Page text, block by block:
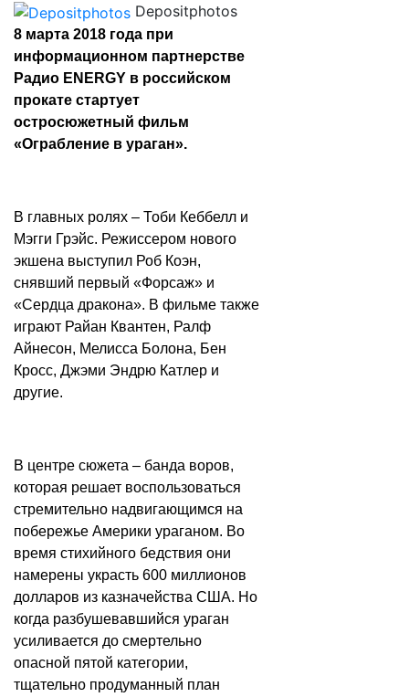
Depositphotos
8 марта 2018 года при
информационном партнерстве
Радио ENERGY в российском
прокате стартует
остросюжетный фильм
«Ограбление в ураган».
В главных ролях – Тоби Кеббелл и
Мэгги Грэйс. Режиссером нового
экшена выступил Роб Коэн,
снявший первый «Форсаж» и
«Сердца дракона». В фильме также
играют Райан Квантен, Ралф
Айнесон, Мелисса Болона, Бен
Кросс, Джэми Эндрю Катлер и
другие.
В центре сюжета – банда воров,
которая решает воспользоваться
стремительно надвигающимся на
побережье Америки ураганом. Во
время стихийного бедствия они
намерены украсть 600 миллионов
долларов из казначейства США. Но
когда разбушевавшийся ураган
усиливается до смертельно
опасной пятой категории,
тщательно продуманный план